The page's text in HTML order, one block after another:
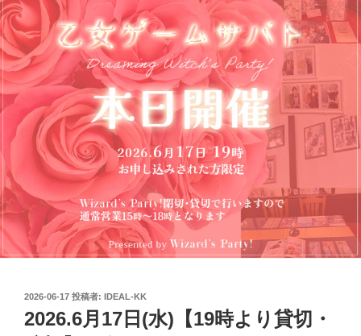
投
稿
日:
2026-06-17 投稿者: IDEAL-KK
2026.6月17日(水)【19時より貸切・